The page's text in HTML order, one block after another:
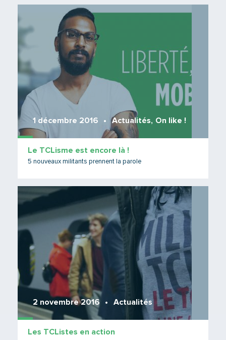
1 décembre 2016 Actualités, On like !
Le TCLisme est encore là !
5 nouveaux militants prennent la parole
2 novembre 2016 Actualités
Les TCListes en action